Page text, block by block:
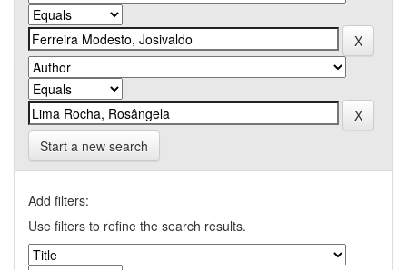
Start a new search
Add filters:
Use filters to refine the search results.